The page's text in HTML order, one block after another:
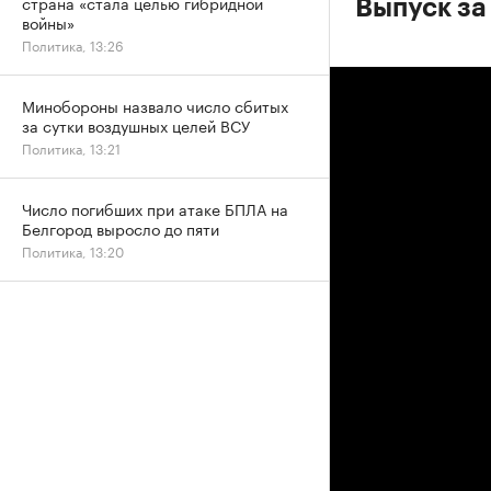
Выпуск
войны»
Политика, 13:26
Минобороны назвало число сбитых
за сутки воздушных целей ВСУ
Политика, 13:21
Число погибших при атаке БПЛА на
Белгород выросло до пяти
Политика, 13:20